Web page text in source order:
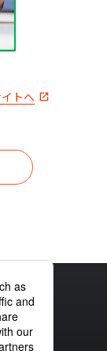
トへ
リシー
合わせ